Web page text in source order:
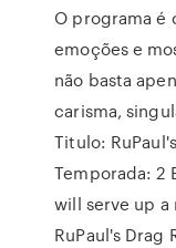
O programa é
emoções e
não basta
carisma,
Titulo:
Temporada: 2
will serve up
RuPaul's Drag